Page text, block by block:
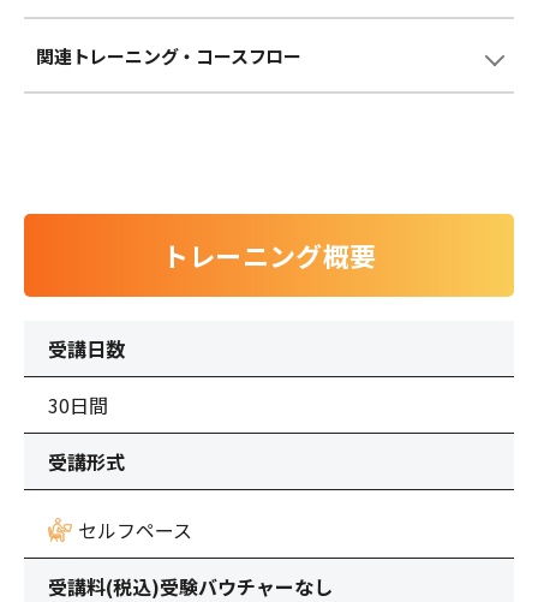
関連トレーニング・コースフロー
トレーニング概要
受講日数
30日間
受講形式
セルフペース
受講料(税込)受験バウチャーなし